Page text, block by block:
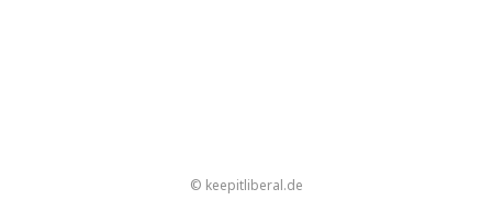
© keepitliberal.de